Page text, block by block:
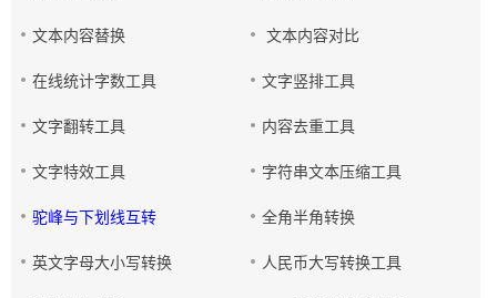
文本内容替换 文本内容对比
在线统计字数工具 文字竖排工具
文字翻转工具 内容去重工具
文字特效工具 字符串文本压缩工具
驼峰与下划线互转 全角半角转换
英文字母大小写转换 人民币大写转换工具